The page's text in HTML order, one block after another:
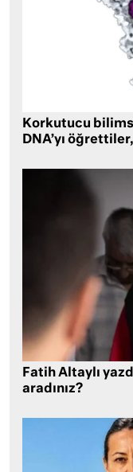
Korkutucu
DNA’yı
Fatih Altaylı
aradınız?